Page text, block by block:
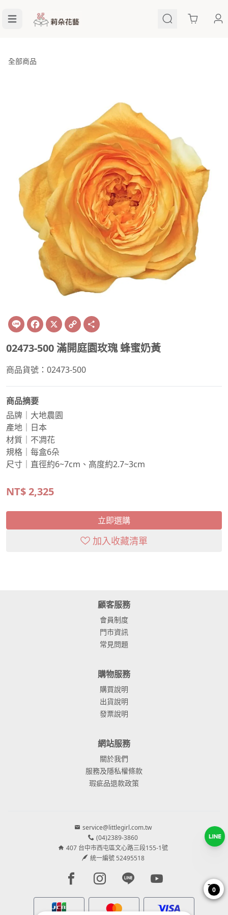
Cart
全部商品
Line Facebook
X Copy
Link
02473-500 滿開庭園玫瑰 蜂蜜奶黃
商品貨號：02473-500
商品摘要
品牌｜大地農園
產地｜日本
材質｜不凋花
規格｜每盒6朵
尺寸｜直徑約6~7cm、高度約2.7~3cm
NT$2,325
立即選購
加入收藏清單
顧客服務
會員制度
門市資訊
常見問題
購物服務
購買說明
出貨說明
發票說明
網站服務
關於我們
服務及隱私權條款
瑕疵品退款政策
service@littlegirl.com.tw
(04)2389-3860
407 台中市西屯區文心路三段155-1號
統一編號 52495518
Facebook page
Instagram page
Line pageYoutube page
0